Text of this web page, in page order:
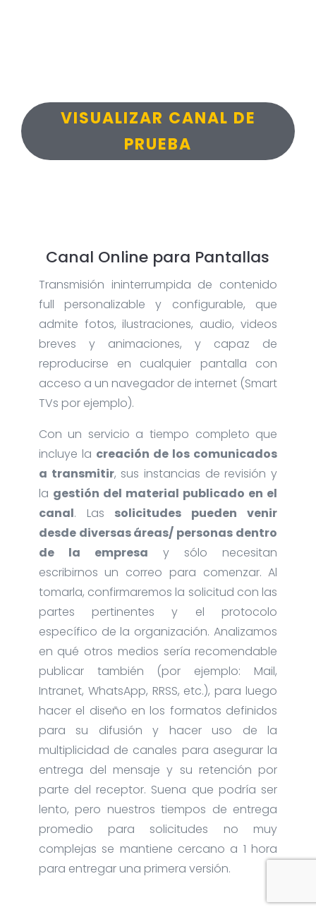
VISUALIZAR CANAL DE
PRUEBA
Canal Online para Pantallas
Transmisión ininterrumpida de contenido
full personalizable y configurable, que
admite fotos, ilustraciones, audio, videos
breves y animaciones, y capaz de
reproducirse en cualquier pantalla con
acceso a un navegador de internet (Smart
TVs por ejemplo).
Con un servicio a tiempo completo que
incluye la creación de los comunicados
a transmitir, sus instancias de revisión y
la gestión del material publicado en el
canal. Las solicitudes pueden venir
desde diversas áreas/ personas dentro
de la empresa y sólo necesitan
escribirnos un correo para comenzar. Al
tomarla, confirmaremos la solicitud con las
partes pertinentes y el protocolo
específico de la organización. Analizamos
en qué otros medios sería recomendable
publicar también (por ejemplo: Mail,
Intranet, WhatsApp, RRSS, etc.), para luego
hacer el diseño en los formatos definidos
para su difusión y hacer uso de la
multiplicidad de canales para asegurar la
entrega del mensaje y su retención por
parte del receptor. Suena que podría ser
lento, pero nuestros tiempos de entrega
promedio para solicitudes no muy
complejas se mantiene cercano a 1 hora
para entregar una primera versión.